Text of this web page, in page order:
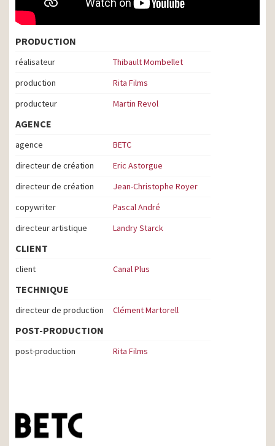
PRODUCTION
réalisateur
Thibault Mombellet
production
Rita Films
producteur
Martin Revol
AGENCE
agence
BETC
directeur de création
Eric Astorgue
directeur de création
Jean-Christophe Royer
copywriter
Pascal André
directeur artistique
Landry Starck
CLIENT
client Canal Plus
TECHNIQUE
directeur de production Clément Martorell
POST-PRODUCTION
post-production Rita Films